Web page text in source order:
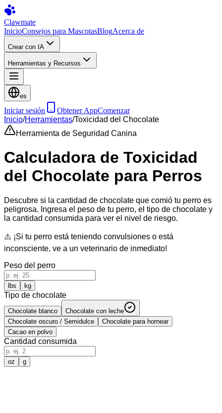
Clawmate
InicioConsejos para MascotasBlogAcerca de
Crear con IA
Herramientas y Recursos
es
Iniciar sesión Obtener AppComenzar
Inicio/Herramientas/Toxicidad del Chocolate
Herramienta de Seguridad Canina
Calculadora de Toxicidad
del Chocolate para Perros
Descubre si la cantidad de chocolate que comió tu perro es
peligrosa. Ingresa el peso de tu perro, el tipo de chocolate y
la cantidad consumida para ver el nivel de riesgo.
⚠️ ¡Si tu perro está teniendo convulsiones o está
inconsciente, ve a un veterinario de inmediato!
Peso del perro
lbs kg
Tipo de chocolate
Chocolate blanco
Chocolate con leche
Chocolate oscuro / Semidulce
Chocolate para hornear
Cacao en polvo
Cantidad consumida
oz g